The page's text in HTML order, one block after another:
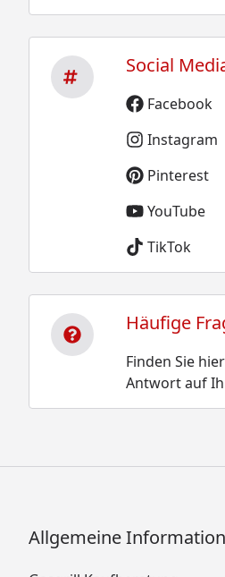
Social
Facebook
Instagram
Pinterest
YouTube
TikTok
Häufige
Finden Sie
Antwort auf
Allgemeine